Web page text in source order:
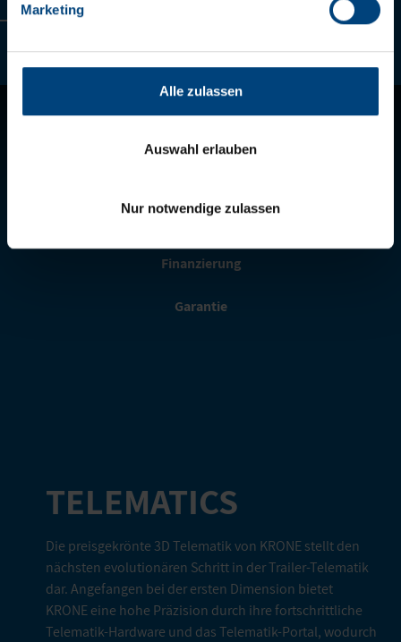
Marketing
Alle zulassen
Auswahl erlauben
Nur notwendige zulassen
2/13
Fair Care
Finanzierung
Garantie
TELEMATICS
Die preisgekrönte 3D Telematik von KRONE stellt den
nächsten evolutionären Schritt in der Trailer-Telematik
dar. Angefangen bei der ersten Dimension bietet
KRONE eine hohe Präzision durch ihre fortschrittliche
Telematik-Hardware und das Telematik-Portal, wodurch